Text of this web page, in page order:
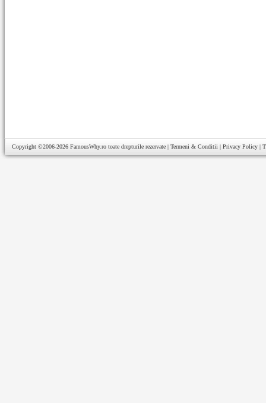
Copyright ©2006-2026 FamousWhy.ro toate drepturile rezervate | Termeni & Conditii | Privacy Policy |